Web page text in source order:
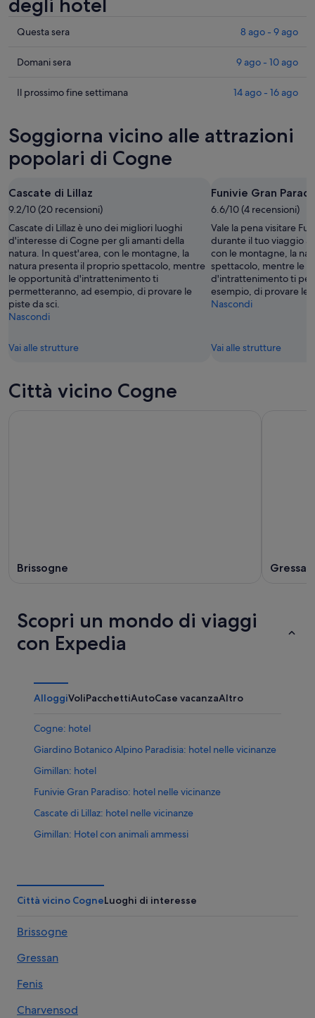
Cerca
prezzi
Cogne
8
ago
-
ago
Questa sera 8 ago - 9 ago
Cerca
prezzi
per
domani
notte,
ago
-
10
ago
Domani sera 9 ago - 10 ago
Cerca
a
Cogne
per
prossimo
weekend,
14
ago
-
16
ago
Il prossimo fine settimana 14 ago - 16 ago
Soggiorna vicino alle attrazioni
popolari di Cogne
Cascate di Lillaz
9.2/10 (20 recensioni)
Cascate di Lillaz è uno dei migliori luoghi
d'interesse di Cogne per gli amanti della
natura. In quest'area, con le montagne, la
natura presenta il proprio spettacolo, mentre
le opportunità d'intrattenimento ti
permetteranno, ad esempio, di provare le
piste da sci.
Nascondi
Vai alle strutture
Funivie Gran
6.6/10 (4 recensioni)
Vale la pena visitare
durante il tuo viaggio a
con le montagne, la
spettacolo, mentre le
d'intrattenimento ti
esempio, di provare le
Nascondi
Vai alle strutture
Città vicino Cogne
Brissogne Gressan
Scopri un mondo di viaggi
con Expedia
AlloggiVoliPacchettiAutoCase vacanzaAltro
Cogne: hotel
Giardino Botanico Alpino Paradisia: hotel nelle vicinanze
Gimillan: hotel
Funivie Gran Paradiso: hotel nelle vicinanze
Cascate di Lillaz: hotel nelle vicinanze
Gimillan: Hotel con animali ammessi
Gimillan: Hotel di lusso
Cogne: Resort e hotel con spa
Cogne: Hotel con palestra
Cogne: Hotel con piscina
Cogne: Hotel con bar
Città vicino CogneLuoghi di interesse
Brissogne
Gressan
Fenis
Charvensod